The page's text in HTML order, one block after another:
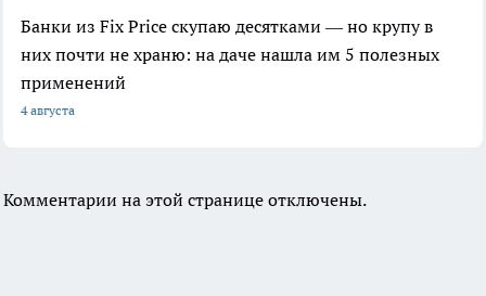
Банки из Fix Price скупаю десятками — но крупу в
них почти не храню: на даче нашла им 5 полезных
применений
4 августа
Комментарии на этой странице отключены.